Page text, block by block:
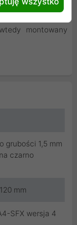
poza obudowę,
montowany
grubości 1,5 mm
czarno
mm
SFX wersja 4